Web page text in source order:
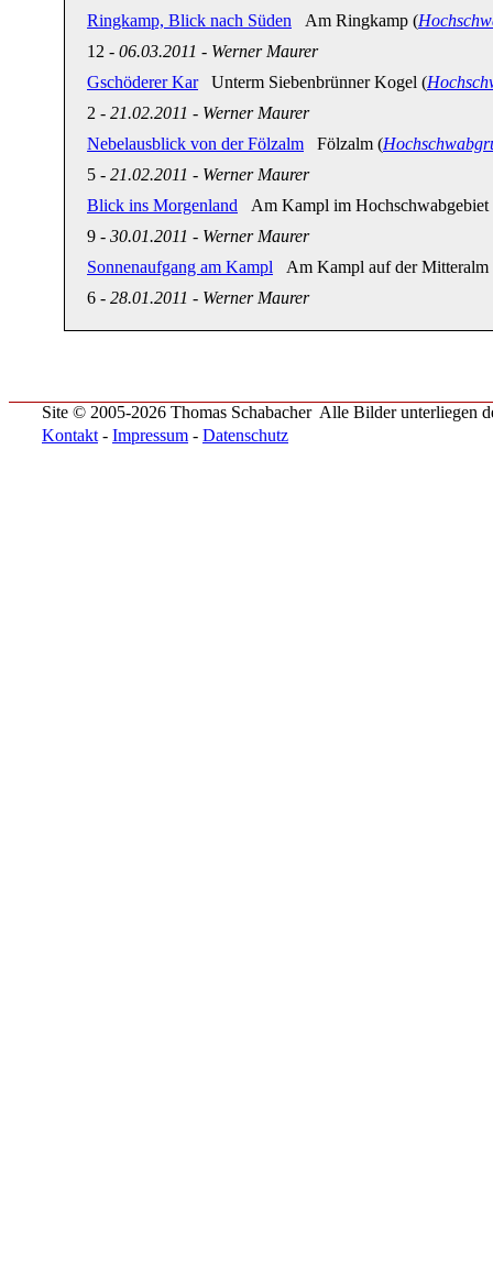
Ringkamp, Blick nach Süden Am Ringkamp (
12 - 06.03.2011 - Werner Maurer
Gschöderer KarUnterm Siebenbrünner Kogel (
2 - 21.02.2011 - Werner Maurer
Nebelausblick von der Fölzalm Fölzalm (
5 - 21.02.2011 - Werner Maurer
Blick ins Morgenland Am Kampl im Hochschwabgebiet
9 - 30.01.2011 - Werner Maurer
Sonnenaufgang am Kampl Am Kampl auf der Mitteralm
6 - 28.01.2011 - Werner Maurer
Site © 2005-2026 Thomas Schabacher Alle Bilder unterliegen
Kontakt - Impressum - Datenschutz